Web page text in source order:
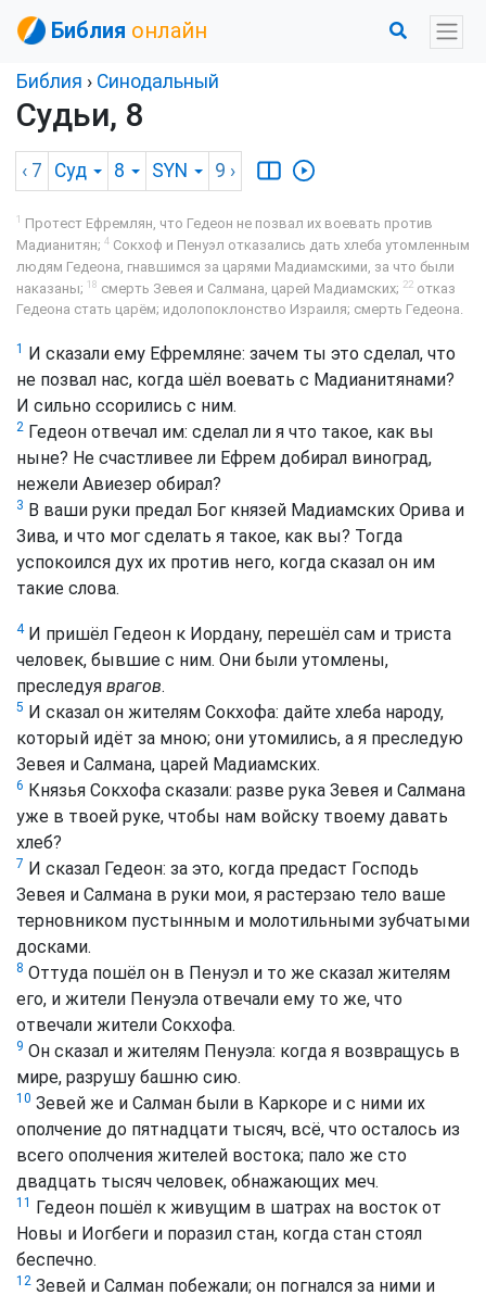
Библия онлайн
Библия › Синодальный
Судьи, 8
‹ 7 Суд 8 SYN 9 ›
1 Протест Ефремлян, что Гедеон не позвал их воевать против
Мадианитян; 4 Сокхоф и Пенуэл отказались дать хлеба утомленным
людям Гедеона, гнавшимся за царями Мадиамскими, за что были
наказаны; 18 смерть Зевея и Салмана, царей Мадиамских; 22 отказ
Гедеона стать царём; идолопоклонство Израиля; смерть Гедеона.
1
И сказали ему Ефремляне: зачем ты это сделал, что
не позвал нас, когда шёл воевать с Мадианитянами?
И сильно ссорились с ним.
2 Гедеон отвечал им: сделал ли я что такое, как вы
ныне? Не счастливее ли Ефрем добирал виноград,
нежели Авиезер обирал?
3 В ваши руки предал Бог князей Мадиамских Орива и
Зива, и что мог сделать я такое, как вы? Тогда
успокоился дух их против него, когда сказал он им
такие слова.
4И пришёл Гедеон к Иордану, перешёл сам и триста
человек, бывшие с ним. Они были утомлены,
преследуя врагов.
5 И сказал он жителям Сокхофа: дайте хлеба народу,
который идёт за мною; они утомились, а я преследую
Зевея и Салмана, царей Мадиамских.
6 Князья Сокхофа сказали: разве рука Зевея и Салмана
уже в твоей руке, чтобы нам войску твоему давать
хлеб?
7 И сказал Гедеон: за это, когда предаст Господь
Зевея и Салмана в руки мои, я растерзаю тело ваше
терновником пустынным и молотильными зубчатыми
досками.
8 Оттуда пошёл он в Пенуэл и то же сказал жителям
его, и жители Пенуэла отвечали ему то же, что
отвечали жители Сокхофа.
9 Он сказал и жителям Пенуэла: когда я возвращусь в
мире, разрушу башню сию.
10 Зевей же и Салман были в Каркоре и с ними их
ополчение до пятнадцати тысяч, всё, что осталось из
всего ополчения жителей востока; пало же сто
двадцать тысяч человек, обнажающих меч.
11 Гедеон пошёл к живущим в шатрах на восток от
Новы и Иогбеги и поразил стан, когда стан стоял
беспечно.
12 Зевей и Салман побежали; он погнался за ними и